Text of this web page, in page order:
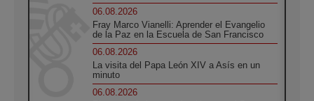
06.08.2026
Fray Marco Vianelli: Aprender el Evangelio
de la Paz en la Escuela de San Francisco
06.08.2026
La visita del Papa León XIV a Asís en un
minuto
06.08.2026